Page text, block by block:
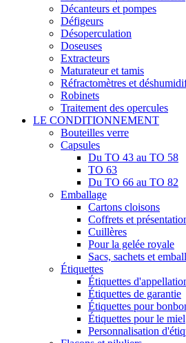
Décanteurs et pompes
Défigeurs
Désoperculation
Doseuses
Extracteurs
Maturateur et tamis
Réfractomètres et
Robinets
Traitement des opercules
LE CONDITIONNEMENT
Bouteilles verre
Capsules
Du TO 43 au TO 58
TO 63
Du TO 66 au TO 82
Emballage
Cartons cloisons
Coffrets et
Cuillères
Pour la gelée royale
Sacs, sachets et
Étiquettes
Étiquettes
Étiquettes de garantie
Étiquettes pour
Étiquettes pour le miel
Personnalisation